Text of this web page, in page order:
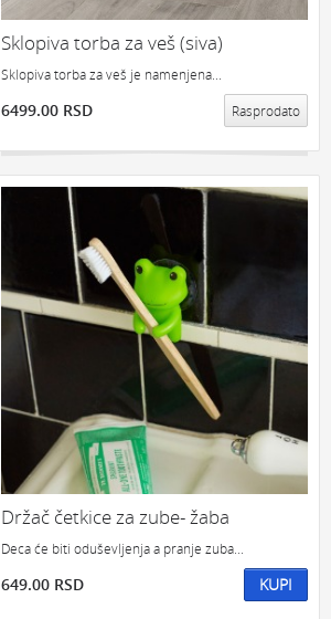
Sklopiva torba za veš (siva)
Sklopiva torba za veš je namenjena...
6499.00 RSD Rasprodato
Držač četkice za zube- žaba
Deca će biti oduševljenja a pranje zuba...
649.00 RSD KUPI